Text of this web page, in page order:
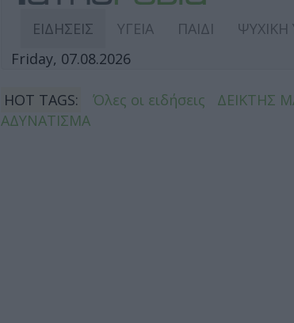
ΕΙΔΗΣΕΙΣ ΥΓΕΙΑ ΠΑΙΔΙ ΨΥΧΙΚΗ
Friday, 07.08.2026
HOT TAGS: Όλες οι ειδήσεις ΔΕΙΚΤΗΣ
ΑΔΥΝΑΤΙΣΜΑ